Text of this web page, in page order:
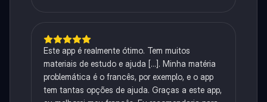
Este app é realmente ótimo. Tem muitos
materiais de estudo e ajuda [...]. Minha matéria
problemática é o francês, por exemplo, e o app
tem tantas opções de ajuda. Graças a este app,